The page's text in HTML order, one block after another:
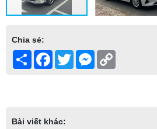
Chia sẻ:
Share Facebook
TwitterMessenger
Bài viết khác: